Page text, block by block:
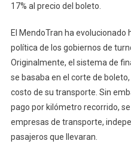
17% al precio del boleto.
El MendoTran ha evolucionado
política de los gobiernos de
Originalmente, el sistema de
se basaba en el corte de
costo de su transporte. Sin
pago por kilómetro recorrido,
empresas de transporte,
pasajeros que llevaran.